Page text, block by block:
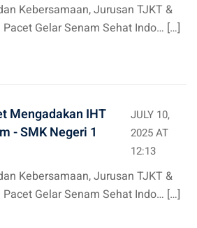
Kebersamaan, Jurusan TJKT &
Gelar Senam Sehat Indo… […]
Mengadakan IHT
- SMK Negeri 1
JULY 10,
2025 AT
12:13
Kebersamaan, Jurusan TJKT &
Gelar Senam Sehat Indo… […]